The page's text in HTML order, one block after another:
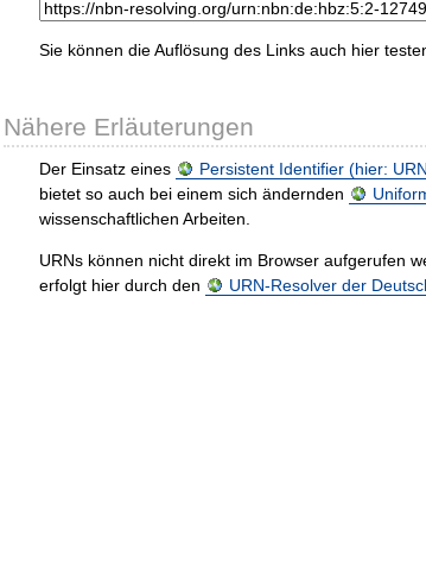
Sie können die Auflösung des Links auch hier
Nähere Erläuterungen
Der Einsatz eines Persistent Identifier (hier:
bietet so auch bei einem sich ändernden
wissenschaftlichen Arbeiten.
URNs können nicht direkt im Browser aufgerufen
erfolgt hier durch den
URN-Resolver der